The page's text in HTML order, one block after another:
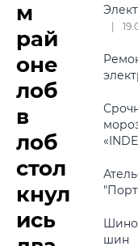
м
рай
оне
лоб
в
лоб
стол
кнул
ись
шин